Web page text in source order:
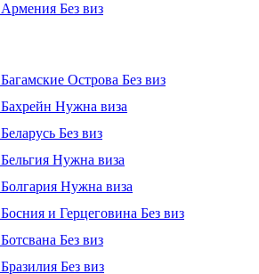
Армения Без виз
Багамские Острова Без виз
Бахрейн Нужна виза
Беларусь Без виз
Бельгия Нужна виза
Болгария Нужна виза
Босния и Герцеговина Без виз
Ботсвана Без виз
Бразилия Без виз